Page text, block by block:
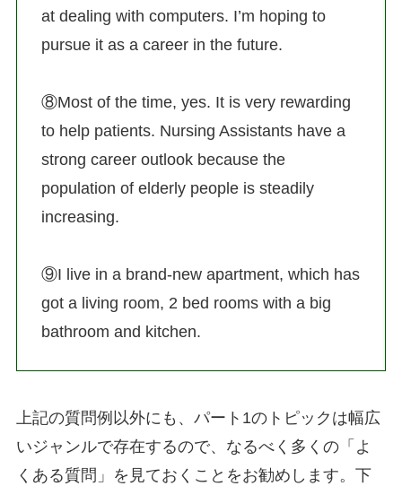
at dealing with computers. I’m hoping to
pursue it as a career in the future.
⑧Most of the time, yes. It is very rewarding
to help patients. Nursing Assistants have a
strong career outlook because the
population of elderly people is steadily
increasing.
⑨I live in a brand-new apartment, which has
got a living room, 2 bed rooms with a big
bathroom and kitchen.
上記の質問例以外にも、パート1のトピックは幅広
いジャンルで存在するので、なるべく多くの「よ
くある質問」を見ておくことをお勧めします。下